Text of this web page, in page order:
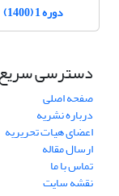
دوره 1 (1400)
دسترسی
صفحه اصلی
درباره نشریه
اعضای هیات تحریریه
ارسال مقاله
تماس با ما
نقشه سایت